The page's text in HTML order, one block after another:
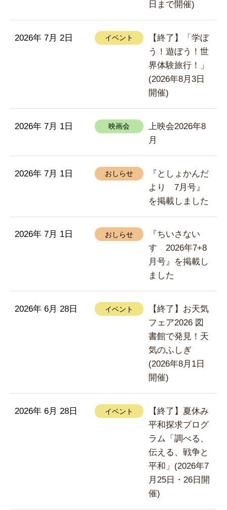
日まで開催)
2026年 7月 2日 イベント
【終了】「学ぼ
う！遊ぼう！世
界体験旅行！」
(2026年8月3日
開催)
2026年 7月 1日 映画会
上映会2026年8
月
2026年 7月 1日 おしらせ
『としょかんだ
より 7月号』
を掲載しました
2026年 7月 1日 おしらせ
『ちいさない
す 2026年7+8
月号』を掲載し
ました
2026年 6月 28日 イベント
【終了】お天気
フェア2026 図
書館で発見！天
気のふしぎ
(2026年8月1日
開催)
2026年 6月 28日 イベント
【終了】夏休み
平和探求プログ
ラム「調べる、
伝える、戦争と
平和」(2026年7
月25日・26日開
催)